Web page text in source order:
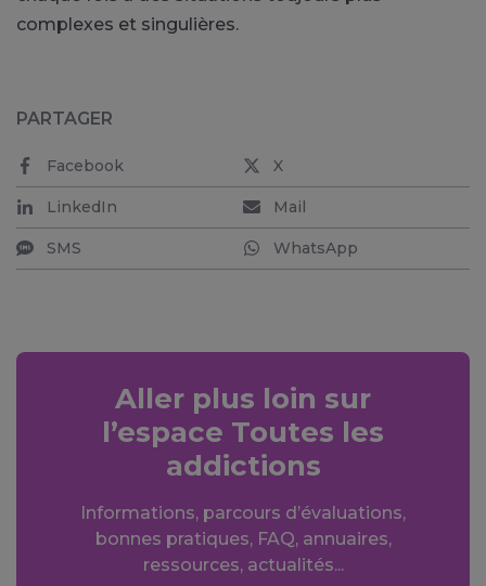
complexes et singulières.
PARTAGER
Facebook X
LinkedIn Mail
SMS WhatsApp
Aller plus loin sur
l’espace Toutes les
addictions
Informations, parcours d’évaluations,
bonnes pratiques, FAQ, annuaires,
ressources, actualités...